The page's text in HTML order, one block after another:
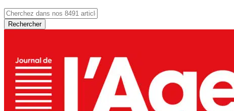
Rechercher